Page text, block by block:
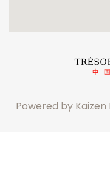
Powered by Kaizen